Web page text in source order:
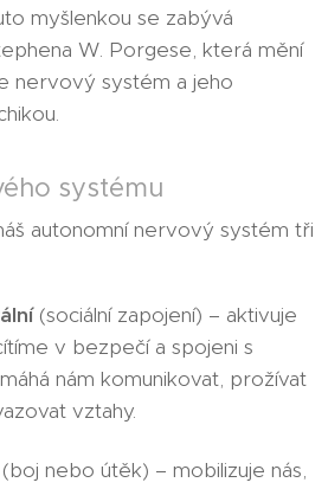
myšlenkou se zabývá
W. Porgese, která mění
nervový systém a jeho
systému
autonomní nervový systém tři
(sociální zapojení) – aktivuje
v bezpečí a spojeni s
nám komunikovat, prožívat
vztahy.
(boj nebo útěk) – mobilizuje nás,